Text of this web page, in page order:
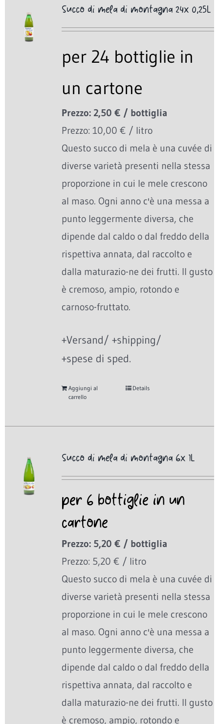
Succo di mela di montagna 24x 0,25L
per 24 bottiglie in
un cartone
Prezzo: 2,50 € / bottiglia
Prezzo: 10,00 € / litro
Questo succo di mela è una cuvée di
diverse varietà presenti nella stessa
proporzione in cui le mele crescono
al maso. Ogni anno c'è una messa a
punto leggermente diversa, che
dipende dal caldo o dal freddo della
rispettiva annata, dal raccolto e
dalla maturazio-ne dei frutti. Il gusto
è cremoso, ampio, rotondo e
carnoso-fruttato.
+Versand/ +shipping/
+spese di sped.
Aggiungi al
carrello
Details
Succo di mela di montagna 6x 1L
per 6 bottiglie in un
cartone
Prezzo: 5,20 € / bottiglia
Prezzo: 5,20 € / litro
Questo succo di mela è una cuvée di
diverse varietà presenti nella stessa
proporzione in cui le mele crescono
al maso. Ogni anno c'è una messa a
punto leggermente diversa, che
dipende dal caldo o dal freddo della
rispettiva annata, dal raccolto e
dalla maturazio-ne dei frutti. Il gusto
è cremoso, ampio, rotondo e